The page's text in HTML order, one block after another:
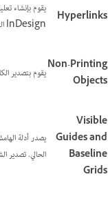
Hyperlinks
InDesign التشعبية، ومدخلات جدول المحتويات، ومدخلات الفهرس.
Non-Printing
Objects
يقوم بتصدير
Visible
Guides and
Baseline
Grids
يصدر أدلة
الحالي. تصدير